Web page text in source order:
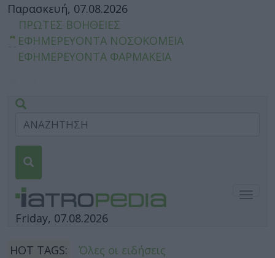
Παρασκευή, 07.08.2026
ΠΡΩΤΕΣ ΒΟΗΘΕΙΕΣ
ΕΦΗΜΕΡΕΥΟΝΤΑ ΝΟΣΟΚΟΜΕΙΑ
ΕΦΗΜΕΡΕΥΟΝΤΑ ΦΑΡΜΑΚΕΙΑ
Friday, 07.08.2026
HOT TAGS:
Όλες οι ειδήσεις